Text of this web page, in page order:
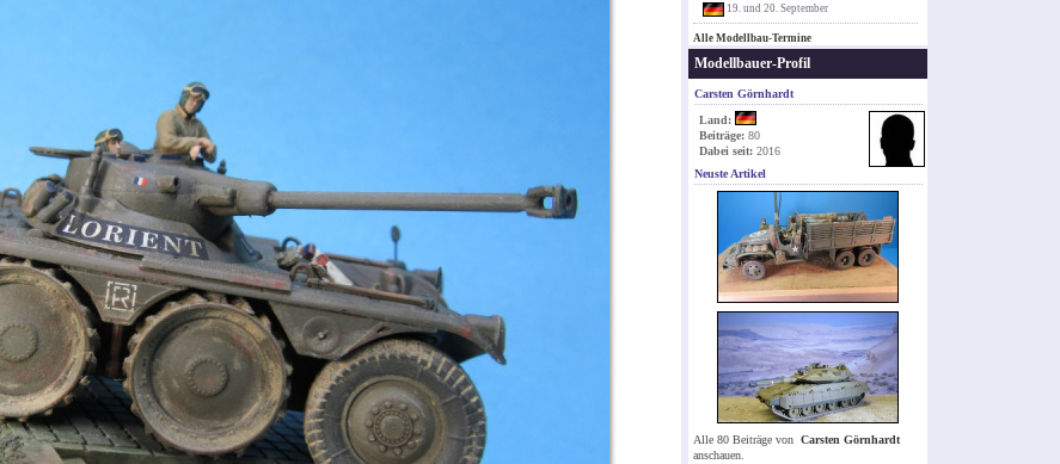
19. und 20. September
Alle Modellbau-Termine
Modellbauer-Profil
Carsten Görnhardt
Land:
Beiträge: 80
Dabei seit: 2016
Neuste Artikel
Alle 80 Beiträge von Carsten Görnhardt
anschauen.